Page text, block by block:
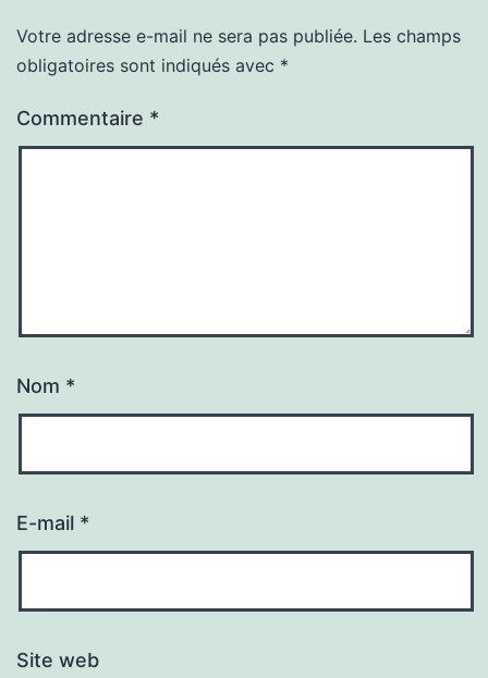
Votre adresse e-mail ne sera pas publiée. Les champs
obligatoires sont indiqués avec *
Commentaire *
Nom *
E-mail *
Site web